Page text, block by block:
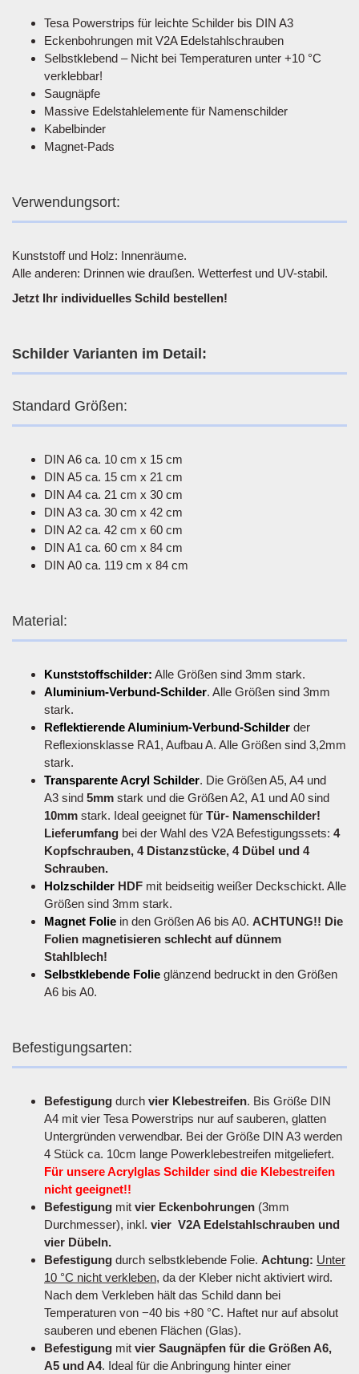
Tesa Powerstrips für leichte Schilder bis DIN A3
Eckenbohrungen mit V2A Edelstahlschrauben
Selbstklebend – Nicht bei Temperaturen unter +10 °C
verklebbar!
Saugnäpfe
Massive Edelstahlelemente für Namenschilder
Kabelbinder
Magnet-Pads
Verwendungsort:
Kunststoff und Holz: Innenräume.
Alle anderen: Drinnen wie draußen. Wetterfest und UV-stabil.
Jetzt Ihr individuelles Schild bestellen!
Schilder Varianten im Detail:
Standard Größen:
DIN A6 ca. 10 cm x 15 cm
DIN A5 ca. 15 cm x 21 cm
DIN A4 ca. 21 cm x 30 cm
DIN A3 ca. 30 cm x 42 cm
DIN A2 ca. 42 cm x 60 cm
DIN A1 ca. 60 cm x 84 cm
DIN A0 ca. 119 cm x 84 cm
Material:
Kunststoffschilder: Alle Größen sind 3mm stark.
Aluminium-Verbund-Schilder. Alle Größen sind 3mm
stark.
Reflektierende Aluminium-Verbund-Schilder der
Reflexionsklasse RA1, Aufbau A. Alle Größen sind 3,2mm
stark.
Transparente Acryl Schilder. Die Größen A5, A4 und
A3 sind 5mm stark und die Größen A2, A1 und A0 sind
10mm stark. Ideal geeignet für Tür- Namenschilder!
Lieferumfang bei der Wahl des V2A Befestigungssets: 4
Kopfschrauben, 4 Distanzstücke, 4 Dübel und 4
Schrauben.
Holzschilder HDF mit beidseitig weißer Deckschickt. Alle
Größen sind 3mm stark.
Magnet Folie in den Größen A6 bis A0. ACHTUNG!! Die
Folien magnetisieren schlecht auf dünnem
Stahlblech!
Selbstklebende Folie glänzend bedruckt in den Größen
A6 bis A0.
Befestigungsarten:
Befestigung durch vier Klebestreifen. Bis Größe DIN
A4 mit vier Tesa Powerstrips nur auf sauberen, glatten
Untergründen verwendbar. Bei der Größe DIN A3 werden
4 Stück ca. 10cm lange Powerklebestreifen mitgeliefert.
Für unsere Acrylglas Schilder sind die Klebestreifen
nicht geeignet!!
Befestigung mit vier Eckenbohrungen (3mm
Durchmesser), inkl. vier V2A Edelstahlschrauben und
vier Dübeln.
Befestigung durch selbstklebende Folie. Achtung: Unter
10 °C nicht verkleben, da der Kleber nicht aktiviert wird.
Nach dem Verkleben hält das Schild dann bei
Temperaturen von −40 bis +80 °C. Haftet nur auf absolut
sauberen und ebenen Flächen (Glas).
Befestigung mit vier Saugnäpfen für die Größen A6,
A5 und A4. Ideal für die Anbringung hinter einer